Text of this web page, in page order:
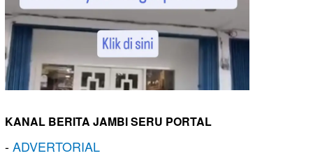
KANAL BERITA JAMBI SERU PORTAL
-ADVERTORIAL